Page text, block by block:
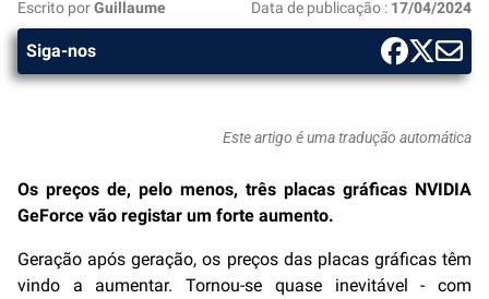
Escrito porGuillaume Data de publicação : 17/04/2024
Siga-nos
Este artigo é uma tradução automática
Os preços de, pelo menos, três placas gráficas NVIDIA
GeForce vão registar um forte aumento.
Geração após geração, os preços das placas gráficas têm
vindo a aumentar. Tornou-se quase inevitável - com